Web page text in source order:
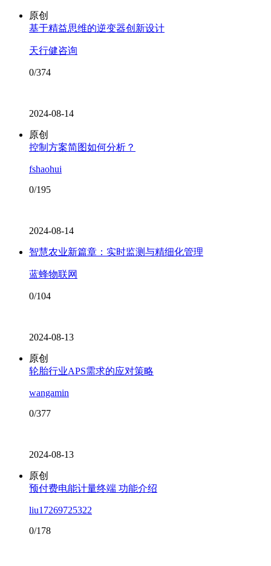
原创
基于精益思维的逆变器创新设计
天行健咨询
0/374
2024-08-14
原创
控制方案简图如何分析？
fshaohui
0/195
2024-08-14
智慧农业新篇章：实时监测与精细化管理
蓝蜂物联网
0/104
2024-08-13
原创
轮胎行业APS需求的应对策略
wangamin
0/377
2024-08-13
原创
预付费电能计量终端 功能介绍
liu17269725322
0/178